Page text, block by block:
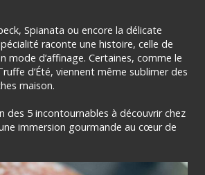
Spianata ou encore la délicate
raconte une histoire, celle de
mode d’affinage. Certaines, comme le
d’Été, viennent même sublimer des
maison.
des 5 incontournables à découvrir chez
immersion gourmande au cœur de